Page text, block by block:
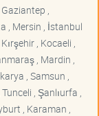
,
, Mersin , İstanbul
, Kocaeli ,
, Mardin ,
, Samsun ,
, Şanlıurfa ,
, Karaman ,